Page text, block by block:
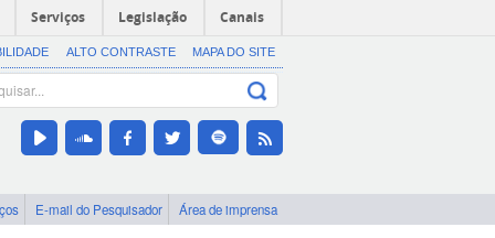
Serviços Legislação Canais
ALTO CONTRASTE MAPA DO SITE
E-mail do Pesquisador Área de imprensa